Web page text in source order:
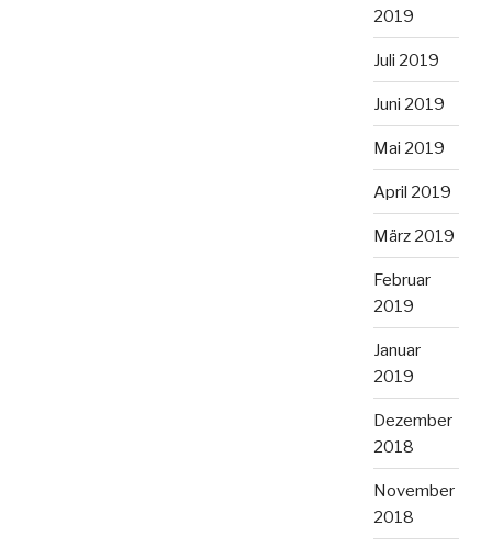
2019
Juli 2019
Juni 2019
Mai 2019
April 2019
März 2019
Februar
2019
Januar
2019
Dezember
2018
November
2018